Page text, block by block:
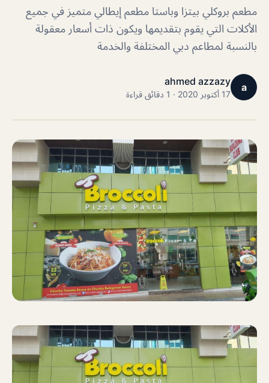
مطعم بروكلي بيتزا وباستا مطعم إيطالي متميز في جميع
الأكلات التي يقوم بتقديمها ويكون ذات أسعار معقولة
بالنسبة لمطاعم دبي المختلفة والخدمة
a
ahmed azzazy
17 أكتوبر 2020 · 1 دقائق قراءة